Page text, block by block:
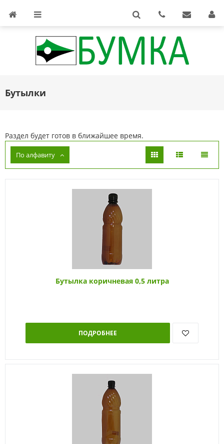
Бутылки
Раздел будет готов в ближайшее время.
По алфавиту
Бутылка коричневая 0,5 литра
ПОДРОБНЕЕ